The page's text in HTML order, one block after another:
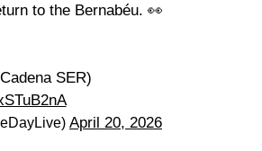
to the Bernabéu. 👀
SER)
April 20, 2026